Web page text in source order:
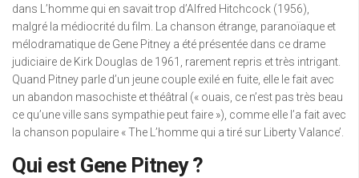
dans L’homme qui en savait trop d’Alfred Hitchcock (1956),
malgré la médiocrité du film. La chanson étrange, paranoïaque et
mélodramatique de Gene Pitney a été présentée dans ce drame
judiciaire de Kirk Douglas de 1961, rarement repris et très intrigant.
Quand Pitney parle d’un jeune couple exilé en fuite, elle le fait avec
un abandon masochiste et théâtral (« ouais, ce n’est pas très beau
ce qu’une ville sans sympathie peut faire »), comme elle l’a fait avec
la chanson populaire « The L’homme qui a tiré sur Liberty Valance’.
Qui est Gene Pitney ?